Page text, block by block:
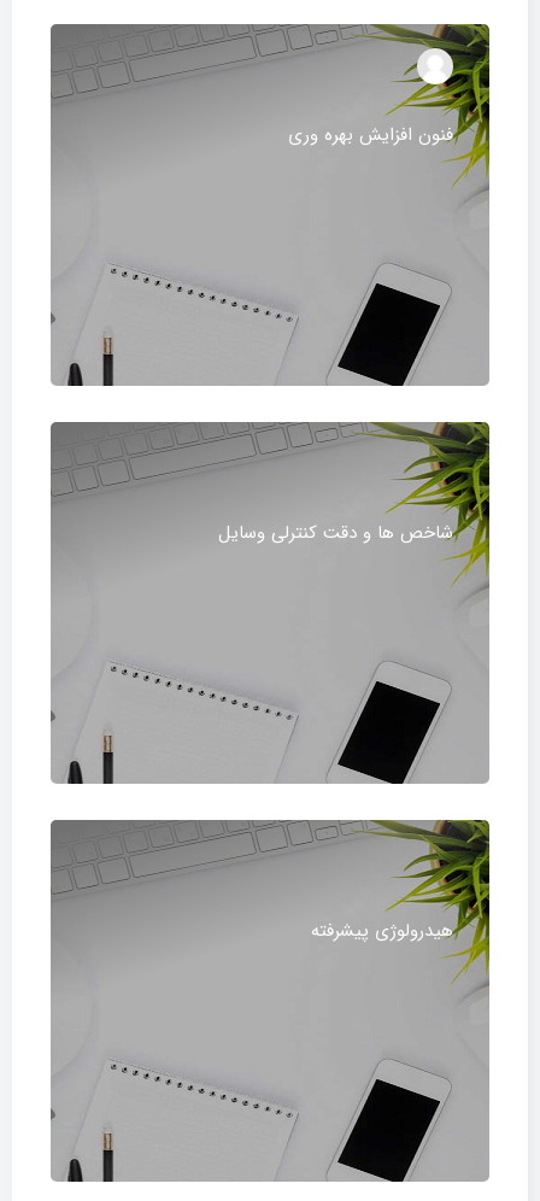
فنون افزایش بهره وری
شاخص ها و دقت کنترلی وسایل
هیدرولوژی پیشرفته